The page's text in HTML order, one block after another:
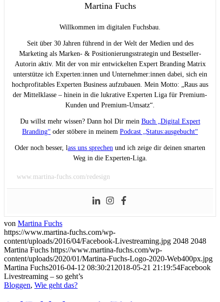
Martina Fuchs
Willkommen im digitalen Fuchsbau.
Seit über 30 Jahren führend in der Welt der Medien und des
Marketing als Marken- & Positionierungsstrategin und Bestseller-
Autorin aktiv. Mit der von mir entwickelten Expert Branding Matrix
unterstütze ich Experten:innen und Unternehmer:innen dabei, sich ein
hochprofitables Experten Business aufzubauen. Mein Motto: „Raus aus
der Mittelklasse – hinein in die lukrative Experten Liga für Premium-
Kunden und Premium-Umsatz“.
Du willst mehr wissen? Dann hol Dir mein Buch „Digital Expert
Branding“ oder stöbere in meinem Podcast „Status:ausgebucht“
Oder noch besser, lass uns sprechen und ich zeige dir deinen smarten
Weg in die Experten-Liga.
www.martina-fuchs.com/redesign
von Martina Fuchs
https://www.martina-fuchs.com/wp-
content/uploads/2016/04/Facebook-Livestreaming.jpg 2048 2048
Martina Fuchs https://www.martina-fuchs.com/wp-
content/uploads/2020/01/Martina-Fuchs-Logo-2020-Web400px.jpg
Martina Fuchs2016-04-12 08:30:21 2018-05-21 21:19:54Facebook
Livestreaming – so geht’s
Bloggen, Wie geht das?